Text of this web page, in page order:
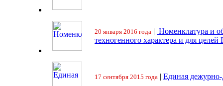
20 января 2016 года | Номенклатура и
техногенного характера и для целей
17 сентября 2015 года | Единая